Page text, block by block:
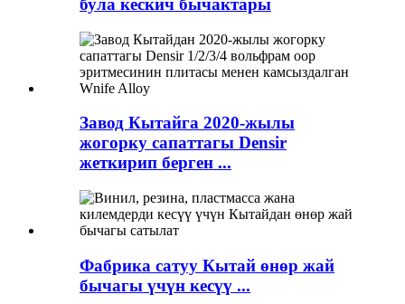
була кескич бычактары
Завод Кытайга 2020-жылы
жогорку сапаттагы Densir
жеткирип берген ...
Фабрика сатуу Кытай өнөр жай
бычагы үчүн кесүү ...